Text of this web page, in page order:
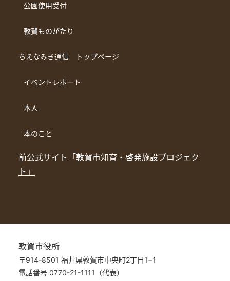
公園使用受付
敦賀ものがたり
ちえなみき通信 トップページ
イベントレポート
本人
本のこと
前公式サイト 「敦賀市知育・啓発施設プロジェク
ト」
敦賀市役所
〒914-8501 福井県敦賀市中央町2丁目1−1
電話番号 0770-21-1111（代表）